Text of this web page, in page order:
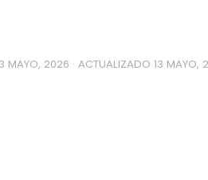
MAYO, 2026 · ACTUALIZADO 13 MAYO,